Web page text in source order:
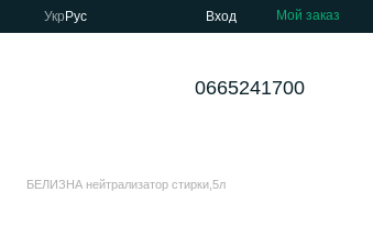
Укр Рус Вход Мой заказ
0665241700
БЕЛИЗНА нейтрализатор стирки,5л